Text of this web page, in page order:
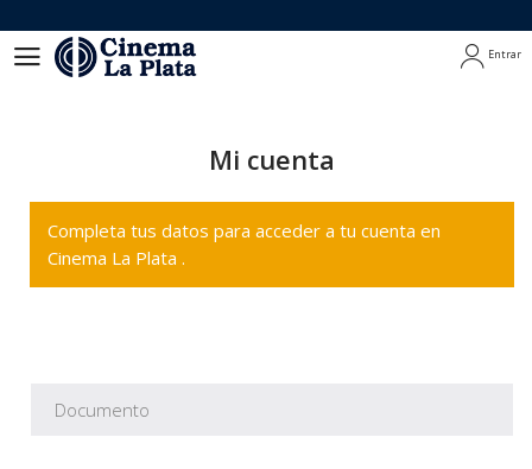
Entrar
Mi cuenta
Completa tus datos para acceder a tu cuenta en
Cinema La Plata .